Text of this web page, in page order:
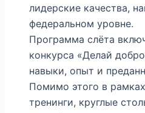
лидерские качества,
федеральном уровне.
Программа слёта
конкурса «Делай
навыки, опыт и
Помимо этого в
тренинги, круглые